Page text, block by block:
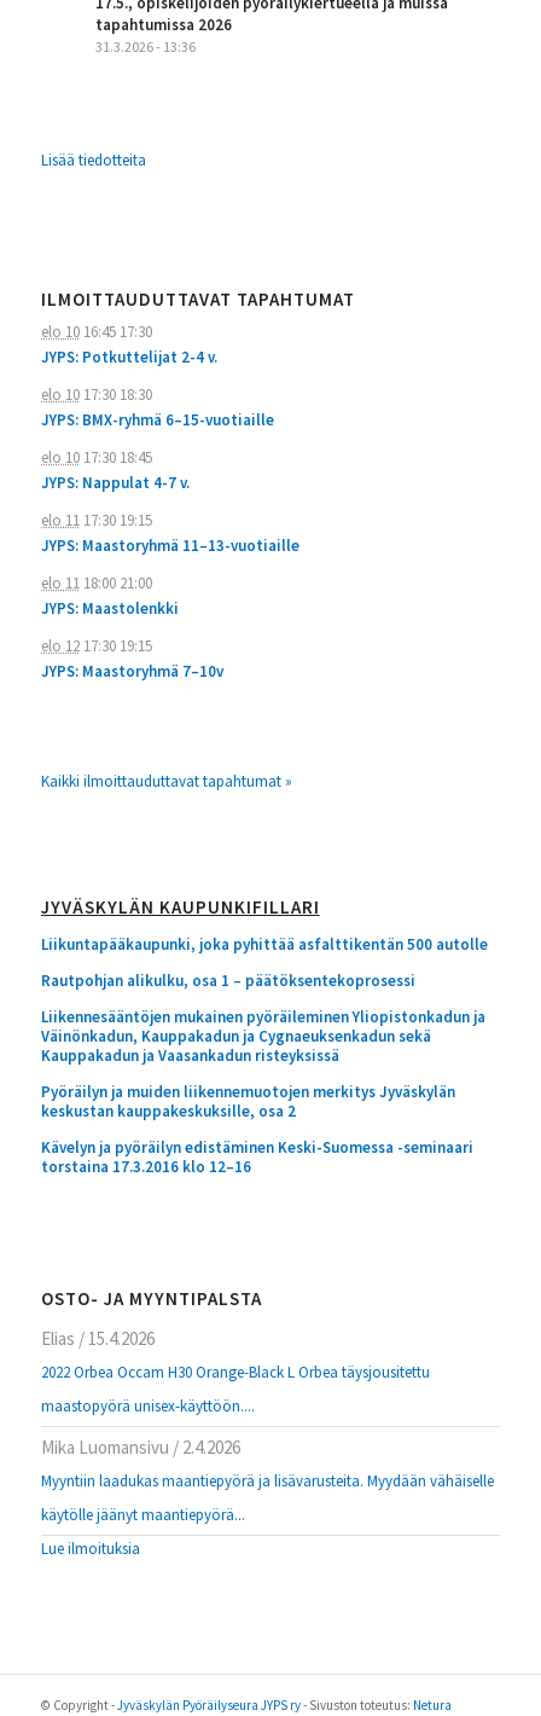
tapahtumissa 2026
31.3.2026 - 13:36
Lisää tiedotteita
ILMOITTAUDUTTAVAT TAPAHTUMAT
elo 1016:45 17:30
JYPS: Potkuttelijat 2-4 v.
elo 1017:30 18:30
JYPS: BMX-ryhmä 6–15-vuotiaille
elo 1017:30 18:45
JYPS: Nappulat 4-7 v.
elo 1117:30 19:15
JYPS: Maastoryhmä 11–13-vuotiaille
elo 1118:00 21:00
JYPS: Maastolenkki
elo 1217:30 19:15
JYPS: Maastoryhmä 7–10v
Kaikki ilmoittauduttavat tapahtumat »
JYVÄSKYLÄN KAUPUNKIFILLARI
Liikuntapääkaupunki, joka pyhittää asfalttikentän 500 autolle
Rautpohjan alikulku, osa 1 – päätöksentekoprosessi
Liikennesääntöjen mukainen pyöräileminen Yliopistonkadun ja
Väinönkadun, Kauppakadun ja Cygnaeuksenkadun sekä
Kauppakadun ja Vaasankadun risteyksissä
Pyöräilyn ja muiden liikennemuotojen merkitys Jyväskylän
keskustan kauppakeskuksille, osa 2
Kävelyn ja pyöräilyn edistäminen Keski-Suomessa -seminaari
torstaina 17.3.2016 klo 12–16
OSTO- JA MYYNTIPALSTA
Elias / 15.4.2026
2022 Orbea Occam H30 Orange-Black L Orbea täysjousitettu
maastopyörä unisex-käyttöön....
Mika Luomansivu / 2.4.2026
Myyntiin laadukas maantiepyörä ja lisävarusteita. Myydään vähäiselle
käytölle jäänyt maantiepyörä...
Lue ilmoituksia
© Copyright -Jyväskylän Pyöräilyseura JYPS ry- Sivuston toteutus: Netura